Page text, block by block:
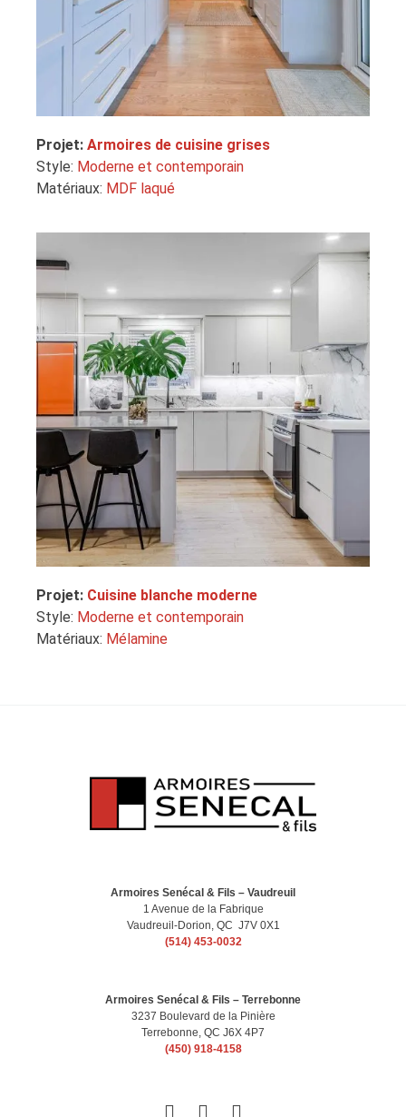
Projet: Armoires de cuisine grises
Style: Moderne et contemporain
Matériaux: MDF laqué
Projet: Cuisine blanche moderne
Style: Moderne et contemporain
Matériaux: Mélamine
Armoires Senécal & Fils – Vaudreuil
1 Avenue de la Fabrique
Vaudreuil-Dorion, QC J7V 0X1
(514) 453-0032
Armoires Senécal & Fils – Terrebonne
3237 Boulevard de la Pinière
Terrebonne, QC J6X 4P7
(450) 918-4158